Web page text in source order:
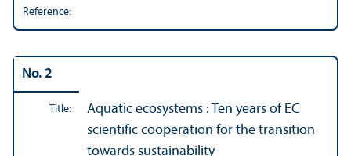
Reference:
No. 2
Title:
Aquatic ecosystems : Ten years of EC
scientific cooperation for the transition
towards sustainability